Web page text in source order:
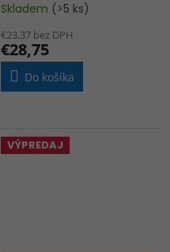
Priemerné
produktu
je
4,0
Skladem (>5 ks)
€23,37 bez DPH
€28,75
Do košíka
VÝPREDAJ